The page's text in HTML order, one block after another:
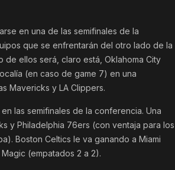
en una de las semifinales de la
que se enfrentarán del otro lado de la
ellos será, claro está, Oklahoma City
(en caso de game 7) en una
Mavericks y LA Clippers.
las semifinales de la conferencia. Una
y Philadelphia 76ers (con ventaja para los
Boston Celtics le va ganando a Miami
(empatados 2 a 2).